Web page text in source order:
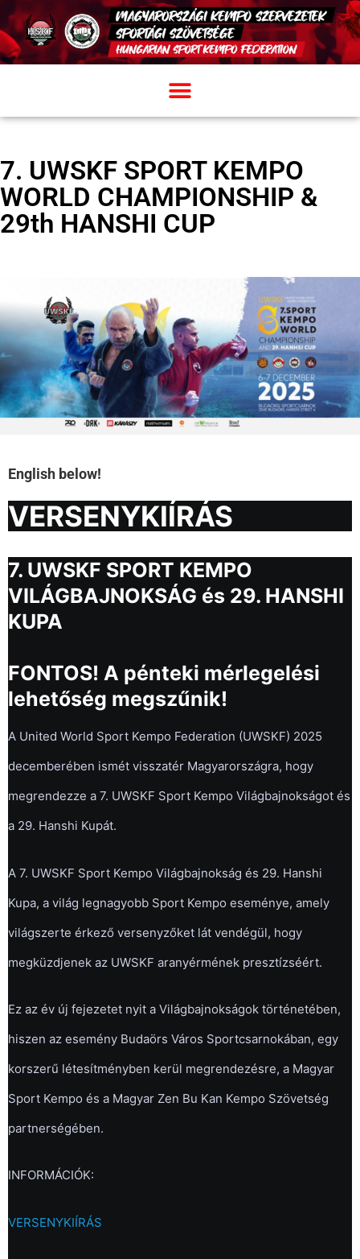
7. UWSKF SPORT KEMPO
WORLD CHAMPIONSHIP &
29th HANSHI CUP
English below!
VERSENYKIÍRÁS
7. UWSKF SPORT KEMPO
VILÁGBAJNOKSÁG és 29. HANSHI
KUPA
FONTOS! A pénteki mérlegelési
lehetőség megszűnik!
A United World Sport Kempo Federation (UWSKF) 2025
decemberében ismét visszatér Magyarországra, hogy
megrendezze a 7. UWSKF Sport Kempo Világbajnokságot és
a 29. Hanshi Kupát.
A 7. UWSKF Sport Kempo Világbajnokság és 29. Hanshi
Kupa, a világ legnagyobb Sport Kempo eseménye, amely
világszerte érkező versenyzőket lát vendégül, hogy
megküzdjenek az UWSKF aranyérmének presztízséért.
Ez az év új fejezetet nyit a Világbajnokságok történetében,
hiszen az esemény Budaörs Város Sportcsarnokában, egy
korszerű létesítményben kerül megrendezésre, a Magyar
Sport Kempo és a Magyar Zen Bu Kan Kempo Szövetség
partnerségében.
INFORMÁCIÓK:
VERSENYKIÍRÁS